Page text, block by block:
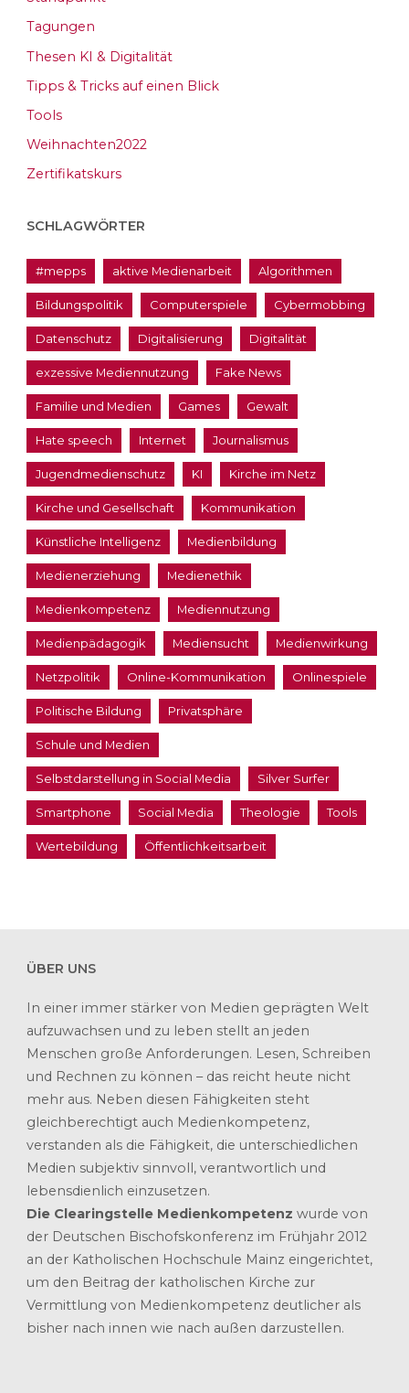
Tagungen
Thesen KI & Digitalität
Tipps & Tricks auf einen Blick
Tools
Weihnachten2022
Zertifikatskurs
SCHLAGWÖRTER
#mepps aktive Medienarbeit Algorithmen
Bildungspolitik Computerspiele Cybermobbing
Datenschutz Digitalisierung Digitalität
exzessive Mediennutzung Fake News
Familie und Medien Games Gewalt
Hate speech Internet Journalismus
Jugendmedienschutz KI Kirche im Netz
Kirche und Gesellschaft Kommunikation
Künstliche Intelligenz Medienbildung
Medienerziehung Medienethik
Medienkompetenz Mediennutzung
Medienpädagogik Mediensucht Medienwirkung
Netzpolitik Online-Kommunikation Onlinespiele
Politische Bildung Privatsphäre
Schule und Medien
Selbstdarstellung in Social Media Silver Surfer
Smartphone Social Media Theologie Tools
Wertebildung Öffentlichkeitsarbeit
ÜBER UNS
In einer immer stärker von Medien geprägten Welt
aufzuwachsen und zu leben stellt an jeden
Menschen große Anforderungen. Lesen, Schreiben
und Rechnen zu können – das reicht heute nicht
mehr aus. Neben diesen Fähigkeiten steht
gleichberechtigt auch Medienkompetenz,
verstanden als die Fähigkeit, die unterschiedlichen
Medien subjektiv sinnvoll, verantwortlich und
lebensdienlich einzusetzen.
Die Clearingstelle Medienkompetenz wurde von
der Deutschen Bischofskonferenz im Frühjahr 2012
an der Katholischen Hochschule Mainz eingerichtet,
um den Beitrag der katholischen Kirche zur
Vermittlung von Medienkompetenz deutlicher als
bisher nach innen wie nach außen darzustellen.